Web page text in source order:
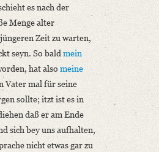
es nach der
Menge alter
Zeit zu warten,
seyn. So bald mein
hat also meine
Vater mal für seine
sollte; itzt ist es in
daß er am Ende
sich bey uns aufhalten,
nicht etwas gar zu